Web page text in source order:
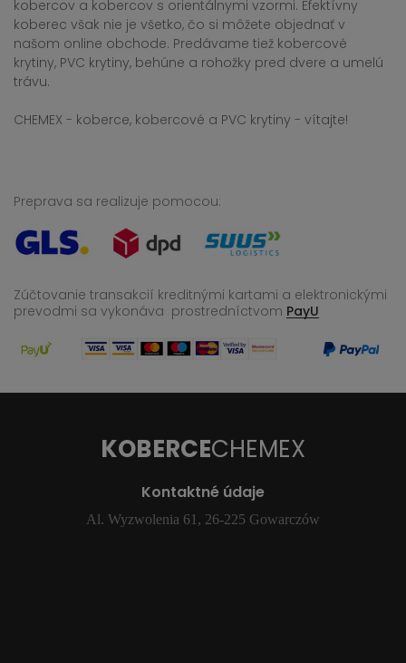
kobercov a kobercov s orientálnymi vzormi. Efektívny
koberec však nie je všetko, čo si môžete objednať v
našom online obchode. Predávame tiež kobercové
krytiny, PVC krytiny, behúne a rohožky pred dvere a umelú
trávu.
CHEMEX - koberce, kobercové a PVC krytiny - vítajte!
Preprava sa realizuje pomocou:
Zúčtovanie transakcií kreditnými kartami a elektronickými
prevodmi sa vykonáva prostredníctvom PayU
KOBERCECHEMEX
Kontaktné údaje
Al. Wyzwolenia 61, 26-225 Gowarczów